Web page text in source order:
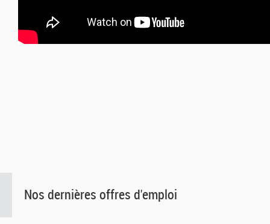
Nos dernières offres d'emploi